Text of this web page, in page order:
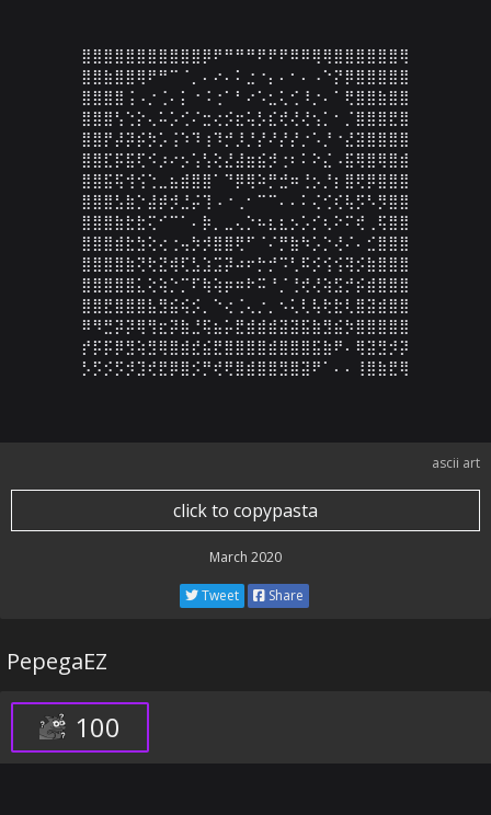
⣿⣿⣿⣿⣿⣿⣿⣿⣿⣿⣿⡿⠟⠛⠛⠛⠟⠟⠟⠿⠿⢿⢿⣿⣿⣿⣿⣿⣿⢿
⣿⣿⣷⣿⣿⢿⠟⠛⠉⠈⡀⠄⠔⠄⠅⣐⠐⡄⠄⠂⠄⠠⠑⡝⡿⣿⣿⣿⣿⣿
⣿⣿⣿⣿⢨⠠⡐⢈⠄⡅⠐⠨⢐⠁⠃⠔⠡⣂⢅⢊⠸⡐⠄⠁⢟⣿⣿⣷⣿⣿
⣿⣿⣿⢣⢑⡕⢄⠥⡡⢊⠌⣒⢔⡪⣖⢥⡣⣎⢞⢜⢜⢢⡁⠂⡈⣿⣿⣿⣟⣿
⣿⣿⡟⡼⡽⡮⡳⡡⢨⠱⠹⢰⠹⡚⡸⡘⡜⠜⡜⡜⡐⠡⡘⠐⣜⣽⣿⣿⣿⣿
⣿⣿⣏⡯⣯⢏⠪⡰⠔⡢⢡⢣⢕⣜⣼⣶⣮⡺⢐⠆⠅⠕⣌⠠⣯⢿⣿⢿⣿⣾
⣿⣿⣯⢯⢺⢪⢑⣀⣦⣾⣿⣿⠁⠙⡿⢿⠵⡛⣚⠶⢘⡢⡘⡆⣿⢟⡿⣿⣿⣿
⣿⣿⣿⣣⣷⡑⣼⡾⡺⣘⡬⢹⠠⠐⢀⠂⠉⠉⠄⠄⠅⢌⢊⢎⢧⡫⠣⡻⣿⣿
⣿⣿⣿⣷⣗⣗⢍⠊⠉⠁⠄⡷⡀⣀⢄⡑⠦⣆⣆⡢⡡⡊⢆⠕⠍⢞⢀⢯⣿⣿
⣿⣿⣿⣾⣗⣳⢕⢔⢐⢤⡳⡺⣿⣿⢟⠋⠈⠌⡛⣷⠳⡡⡑⢜⠌⠄⣊⣿⣿⣿
⣿⣿⣿⣿⣷⢝⢗⣝⢾⢏⣣⣱⣩⡽⠴⠖⡓⡚⠩⢃⠯⡪⢪⢪⢽⡪⣷⣿⣿⣿
⣿⣿⣿⣿⣿⣅⢕⢵⡑⡉⠏⢷⢵⡶⠶⠗⠭⠘⡈⢘⢞⢜⢵⣫⡚⡮⣾⣿⣿⣿
⣿⣿⣟⣿⣿⣿⣧⣻⣮⢮⡪⡀⠑⢔⢈⢄⡐⡀⠢⢅⢇⢧⢗⣗⢇⣿⣽⣾⣿⣿
⠿⠻⣛⡽⡽⢿⢻⣖⡽⣷⣘⢯⣦⡥⣟⣾⣾⣾⣽⣽⣯⣷⣻⣮⡳⣿⣿⣿⣿⣿
⡞⡯⡯⡿⣻⢵⣻⢿⣿⣾⣞⣮⣟⣿⣿⣿⣿⣾⣿⣿⣿⣯⣷⠟⠄⢿⣽⣻⡺⡽
⡣⡫⡪⡫⡺⣹⢞⣟⡿⣿⡪⡛⢞⢟⣿⣾⣿⣿⣻⣿⣽⠟⠁⠄⠄⢸⣿⣷⣟⢿
ascii art
click to copypasta
March 2020
Tweet Share
PepegaEZ
100